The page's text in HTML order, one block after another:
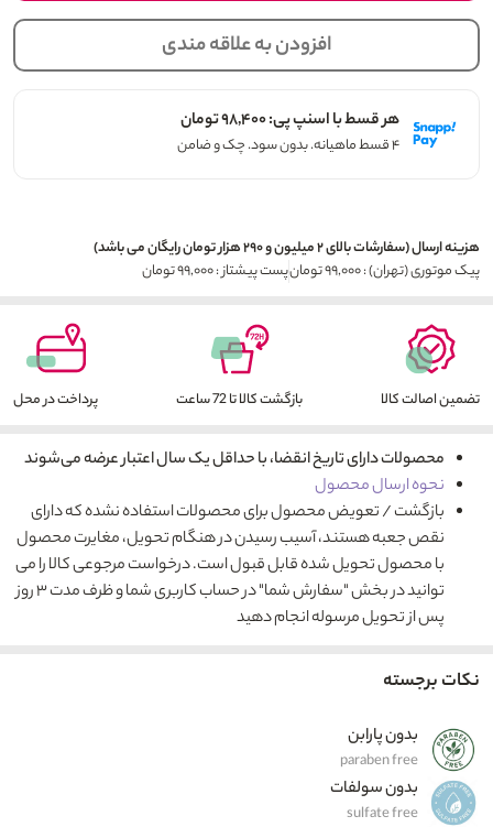
افزودن به علاقه مندی
هر قسط با اسنپ پی: ۹۸,۴۰۰ تومان
۴ قسط ماهیانه. بدون سود. چک و ضامن
هزینه ارسال (سفارشات بالای ۲ میلیون و ۲۹۰ هزار تومان رایگان می باشد)
پیک موتوری (تهران) : ۹۹,۰۰۰ تومان
پست پیشتاز : ۹۹,۰۰۰ تومان
تضمین اصالت کالا بازگشت کالا تا 72 ساعت پرداخت در محل
محصولات دارای تاریخ انقضا، با حداقل یک سال اعتبار عرضه می‌شوند
نحوه ارسال محصول
بازگشت / تعویض محصول برای محصولات استفاده نشده که دارای
نقص جعبه هستند، آسیب رسیدن در هنگام تحویل، مغایرت محصول
با محصول تحویل شده قابل قبول است. درخواست مرجوعی کالا را می
توانید در بخش "سفارش شما" در حساب کاربری شما و ظرف مدت ۳ روز
پس از تحویل مرسوله انجام دهید
نکات برجسته
بدون پارابن
paraben free
بدون سولفات
sulfate free